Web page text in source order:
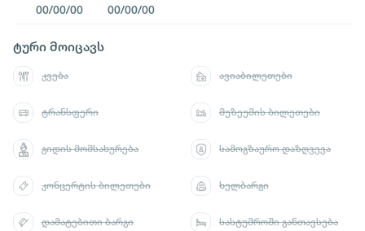
00/00/00 00/00/00
ტური მოიცავს
კვება ავიაბილეთები
ტრანსფერი მუზეუმის ბილეთები
გიდის მომსახურება სამოგზაურო დაზღვევა
კონცერტის ბილეთები ხელბარგი
დამატებითი ბარგი სასტუმროში განთავსება